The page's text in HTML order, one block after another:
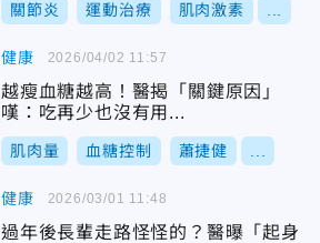
關節炎 運動治療 肌肉激素
健康
越瘦血糖越高！醫揭「關鍵原因」
嘆：吃再少也沒有用...
肌肉量 血糖控制 蕭捷健
2026/04/02 11:57
健康
過年後長輩走路怪怪的？醫曝「起身
2026/03/01 11:48